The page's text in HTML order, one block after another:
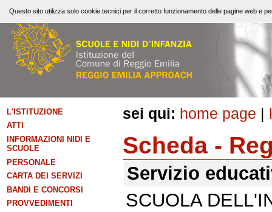
sei qui: home page |
Scheda -
Servizio
SCUOLA
L'ISTITUZIONE
ATTI
INFORMAZIONI NIDI E
SCUOLE
PERSONALE
CARTA DEI SERVIZI
BANDI E CONCORSI
PROVVEDIMENTI
Questo sito utilizza solo cookie tecnici per il corretto funzionamento delle pagine web e